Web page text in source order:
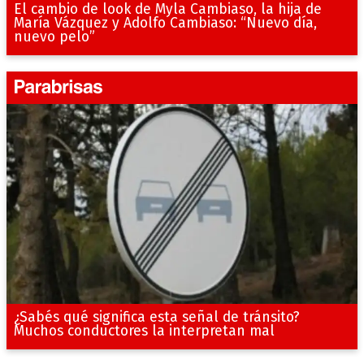
El cambio de look de Myla Cambiaso, la hija de
María Vázquez y Adolfo Cambiaso: “Nuevo día,
nuevo pelo”
¿Sabés qué significa esta señal de tránsito?
Muchos conductores la interpretan mal